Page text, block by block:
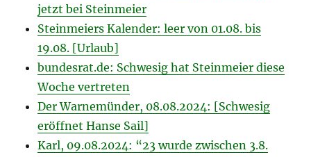
jetzt bei Steinmeier
Steinmeiers Kalender: leer von 01.08. bis
19.08. [Urlaub]
bundesrat.de: Schwesig hat Steinmeier diese
Woche vertreten
Der Warnemünder, 08.08.2024: [Schwesig
eröffnet Hanse Sail]
Karl, 09.08.2024: “23 wurde zwischen 3.8.